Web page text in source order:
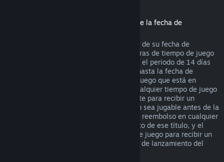
Reembolsos de títulos comprados antes de la fecha de
Cuando compras un título en Steam antes de su fecha de
lanzamiento, se aplica el límite de dos horas de tiempo de juego
(con excepción de las pruebas beta), pero el periodo de 14 días
para recibir un reembolso no comenzará hasta la fecha de
lanzamiento. Por ejemplo, si compras un juego que está en
, cualquier tiempo de juego
contará para las dos horas de tiempo límite para recibir un
reembolso. Si precompras un título que no sea jugable antes de la
fecha de lanzamiento, puedes solicitar un reembolso en cualquier
momento antes de la fecha de lanzamiento de ese título, y el
periodo de 14 días/dos horas de tiempo de juego para recibir un
reembolso se aplicará a partir de la fecha de lanzamiento del